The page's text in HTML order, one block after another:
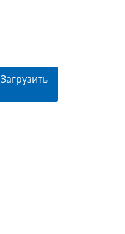
Загрузить